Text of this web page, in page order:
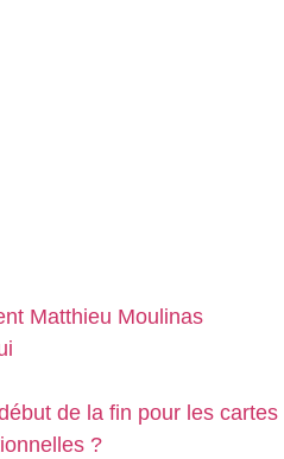
Matthieu Moulinas
de la fin pour les cartes
?